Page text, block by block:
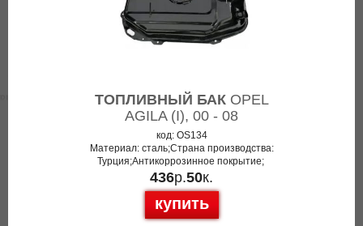
ТОПЛИВНЫЙ БАКOPEL
AGILA (I), 00 - 08
код: OS134
Материал: сталь;Страна производства:
Турция;Антикоррозинное покрытие;
436р.50к.
купить